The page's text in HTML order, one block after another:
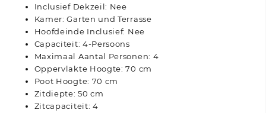
Inclusief Dekzeil: Nee
Kamer: Garten und Terrasse
Hoofdeinde Inclusief: Nee
Capaciteit: 4-Persoons
Maximaal Aantal Personen: 4
Oppervlakte Hoogte: 70 cm
Poot Hoogte: 70 cm
Zitdiepte: 50 cm
Zitcapaciteit: 4